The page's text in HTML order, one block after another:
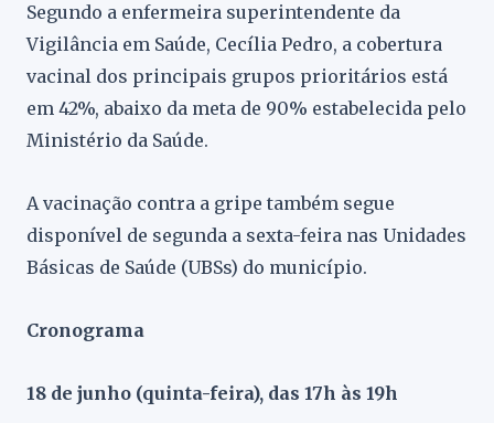
Segundo a enfermeira superintendente da
Vigilância em Saúde, Cecília Pedro, a cobertura
vacinal dos principais grupos prioritários está
em 42%, abaixo da meta de 90% estabelecida pelo
Ministério da Saúde.
A vacinação contra a gripe também segue
disponível de segunda a sexta-feira nas Unidades
Básicas de Saúde (UBSs) do município.
Cronograma
18 de junho (quinta-feira), das 17h às 19h